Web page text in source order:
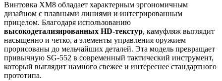
Винтовка XM8 обладает характерным эргономичным
дизайном с плавными линиями и интегрированным
прицелом. Благодаря использованию
высокодетализированных HD-текстур, камуфляж выглядит
насыщенно и четко, а элементы управления оружием
прорисованы до мельчайших деталей. Эта модель превращает
привычную SG-552 в современный тактический инструмент,
который выглядит намного свежее и интереснее стандартного
прототипа.